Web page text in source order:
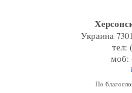
Украина
тел:
моб:
По